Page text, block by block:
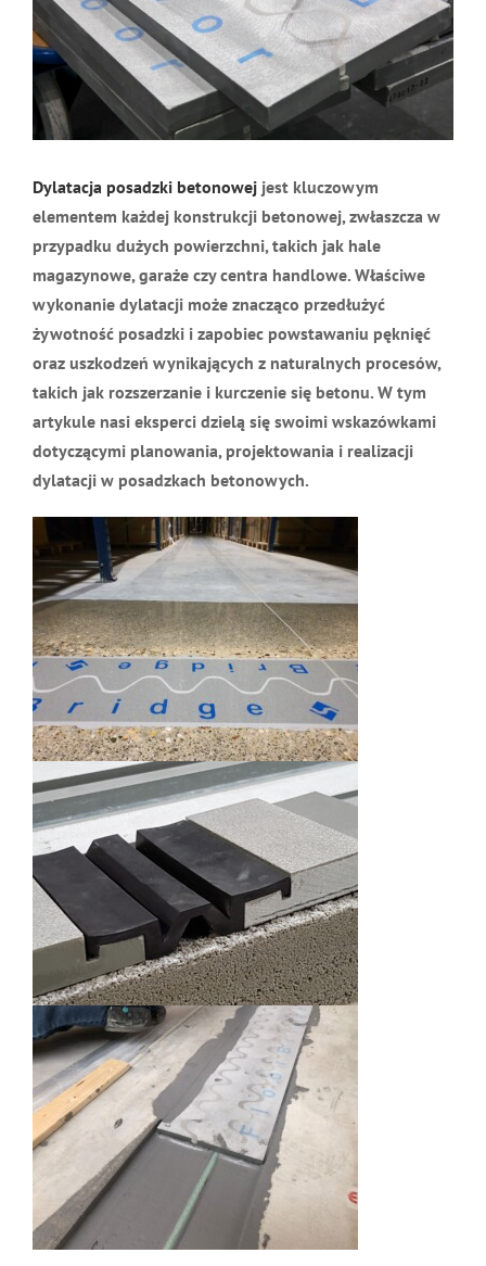
Dylatacja posadzki betonowej jest kluczowym
elementem każdej konstrukcji betonowej, zwłaszcza w
przypadku dużych powierzchni, takich jak hale
magazynowe, garaże czy centra handlowe. Właściwe
wykonanie dylatacji może znacząco przedłużyć
żywotność posadzki i zapobiec powstawaniu pęknięć
oraz uszkodzeń wynikających z naturalnych procesów,
takich jak rozszerzanie i kurczenie się betonu. W tym
artykule nasi eksperci dzielą się swoimi wskazówkami
dotyczącymi planowania, projektowania i realizacji
dylatacji w posadzkach betonowych.